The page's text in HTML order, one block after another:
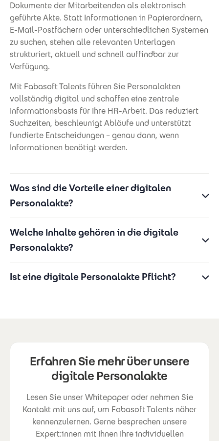
Dokumente der Mitarbeitenden als elektronisch
geführte Akte. Statt Informationen in Papierordnern,
E-Mail-Postfächern oder unterschiedlichen Systemen
zu suchen, stehen alle relevanten Unterlagen
strukturiert, aktuell und schnell auffindbar zur
Verfügung.
Mit Fabasoft Talents führen Sie Personalakten
vollständig digital und schaffen eine zentrale
Informationsbasis für Ihre HR-Arbeit. Das reduziert
Suchzeiten, beschleunigt Abläufe und unterstützt
fundierte Entscheidungen – genau dann, wenn
Informationen benötigt werden.
Was sind die Vorteile einer digitalen
Personalakte?
Welche Inhalte gehören in die digitale
Personalakte?
Ist eine digitale Personalakte Pflicht?
Erfahren Sie mehr über unsere
digitale Personalakte
Lesen Sie unser Whitepaper oder nehmen Sie
Kontakt mit uns auf, um Fabasoft Talents näher
kennenzulernen. Gerne besprechen unsere
Expert:innen mit Ihnen Ihre individuellen